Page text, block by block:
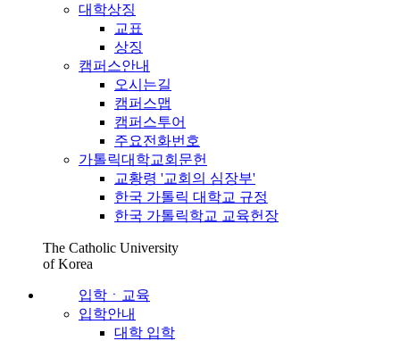
대학상징
교표
상징
캠퍼스안내
오시는길
캠퍼스맵
캠퍼스투어
주요전화번호
가톨릭대학교회문헌
교황령 '교회의 심장부'
한국 가톨릭 대학교 규정
한국 가톨릭학교 교육헌장
The Catholic University
of Korea
입학ㆍ교육
입학안내
대학 입학